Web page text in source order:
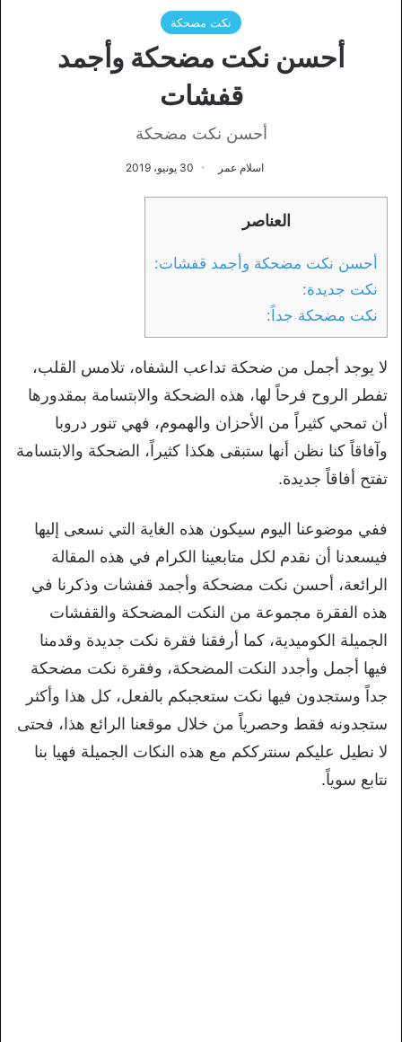
نكت مضحكة
أحسن نكت مضحكة وأجمد
قفشات
أحسن نكت مضحكة
اسلام عمر 30 يونيو، 2019
العناصر
أحسن نكت مضحكة وأجمد قفشات:
نكت جديدة:
نكت مضحكة جداً:
لا يوجد أجمل من ضحكة تداعب الشفاه، تلامس القلب،
تفطر الروح فرحاً لها، هذه الضحكة والابتسامة بمقدورها
أن تمحي كثيراً من الأحزان والهموم، فهي تنور دروبا
وآفاقاً كنا نظن أنها ستبقى هكذا كثيراً، الضحكة والابتسامة
تفتح أفاقاً جديدة.
ففي موضوعنا اليوم سيكون هذه الغاية التي نسعى إليها
فيسعدنا أن نقدم لكل متابعينا الكرام في هذه المقالة
الرائعة، أحسن نكت مضحكة وأجمد قفشات وذكرنا في
هذه الفقرة مجموعة من النكت المضحكة والقفشات
الجميلة الكوميدية، كما أرفقنا فقرة نكت جديدة وقدمنا
فيها أجمل وأجدد النكت المضحكة، وفقرة نكت مضحكة
جداً وستجدون فيها نكت ستعجبكم بالفعل، كل هذا وأكثر
ستجدونه فقط وحصرياً من خلال موقعنا الرائع هذا، فحتى
لا نطيل عليكم سنترككم مع هذه النكات الجميلة فهيا بنا
نتابع سوياً.